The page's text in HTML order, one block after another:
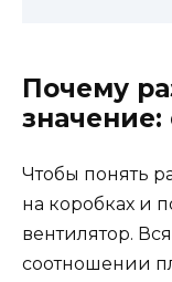
Почему
Чтобы понять
на коробках и
вентилятор.
соотношении